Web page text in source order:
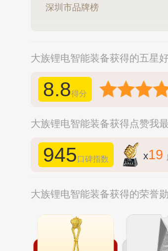
深圳市品牌榜
大族锂电智能装备获得的五星
8.8得分
大族锂电智能装备获得点赞我
945口碑指数 x19
大族锂电智能装备获得的荣誉